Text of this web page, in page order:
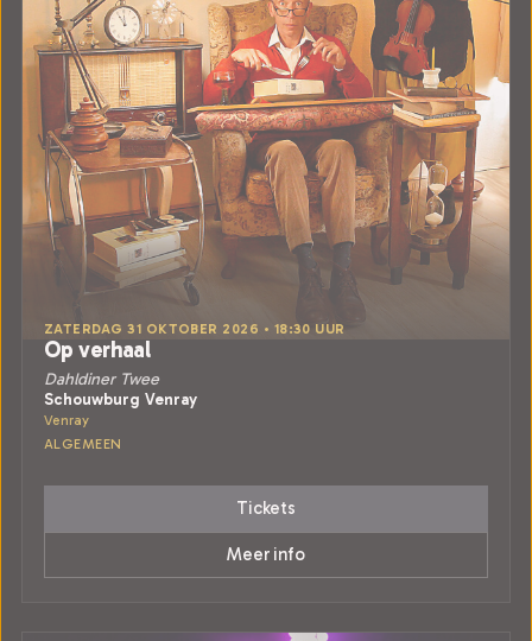
ZATERDAG 31 OKTOBER 2026 • 18:30 UUR
Op verhaal
Dahldiner Twee
Schouwburg Venray
Venray
ALGEMEEN
Tickets
Meer info